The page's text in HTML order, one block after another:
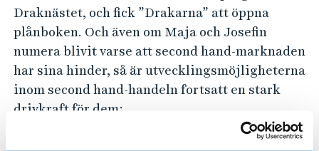
Draknästet, och fick ”Drakarna” att öppna
plånboken. Och även om Maja och Josefin
numera blivit varse att second hand-marknaden
har sina hinder, så är utvecklingsmöjligheterna
inom second hand-handeln fortsatt en stark
drivkraft för dem:
– Det tuffa med att sälja second hand är att få